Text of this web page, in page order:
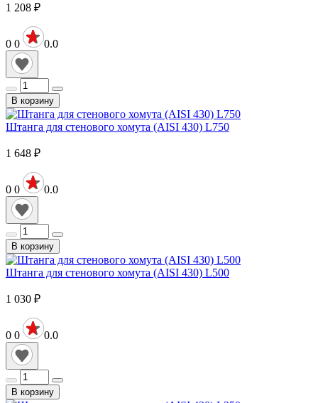
1 208 ₽
0 0 0.0
В корзину
Штанга для стенового хомута (AISI 430) L750
1 648 ₽
0 0 0.0
В корзину
Штанга для стенового хомута (AISI 430) L500
1 030 ₽
0 0 0.0
В корзину